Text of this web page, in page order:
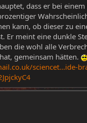
dass er bei
kann, ob dieser zu
Er meint eine dunkle
die wohl alle
gemeinsam hätten.
sciencet...ide-